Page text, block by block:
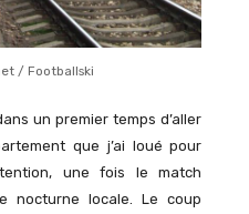
/ Footballski
un premier temps d’aller
que j’ai loué pour
une fois le match
nocturne locale. Le coup